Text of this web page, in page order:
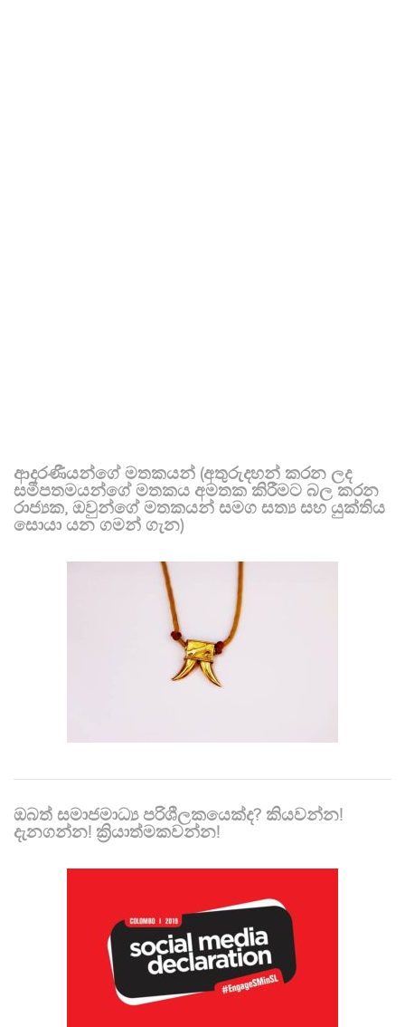
ආදරණීයන්ගේ මතකයන් (අතුරුදහන් කරන ලද
සමීපතමයන්ගේ මතකය අමතක කිරීමට බල කරන
රාජ්‍යක, ඔවුන්ගේ මතකයන් සමග සත්‍ය සහ යුක්තිය
සොයා යන ගමන් ගැන)
ඔබත් සමාජමාධ්‍ය පරිශීලකයෙක්ද? කියවන්න!
දැනගන්න! ක්‍රියාත්මකවන්න!